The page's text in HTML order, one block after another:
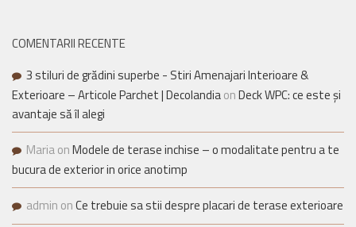
COMENTARII RECENTE
3 stiluri de grădini superbe - Stiri Amenajari Interioare &
Exterioare – Articole Parchet | DecolandiaonDeck WPC: ce este și
avantaje să îl alegi
MariaonModele de terase inchise – o modalitate pentru a te
bucura de exterior in orice anotimp
admin onCe trebuie sa stii despre placari de terase exterioare